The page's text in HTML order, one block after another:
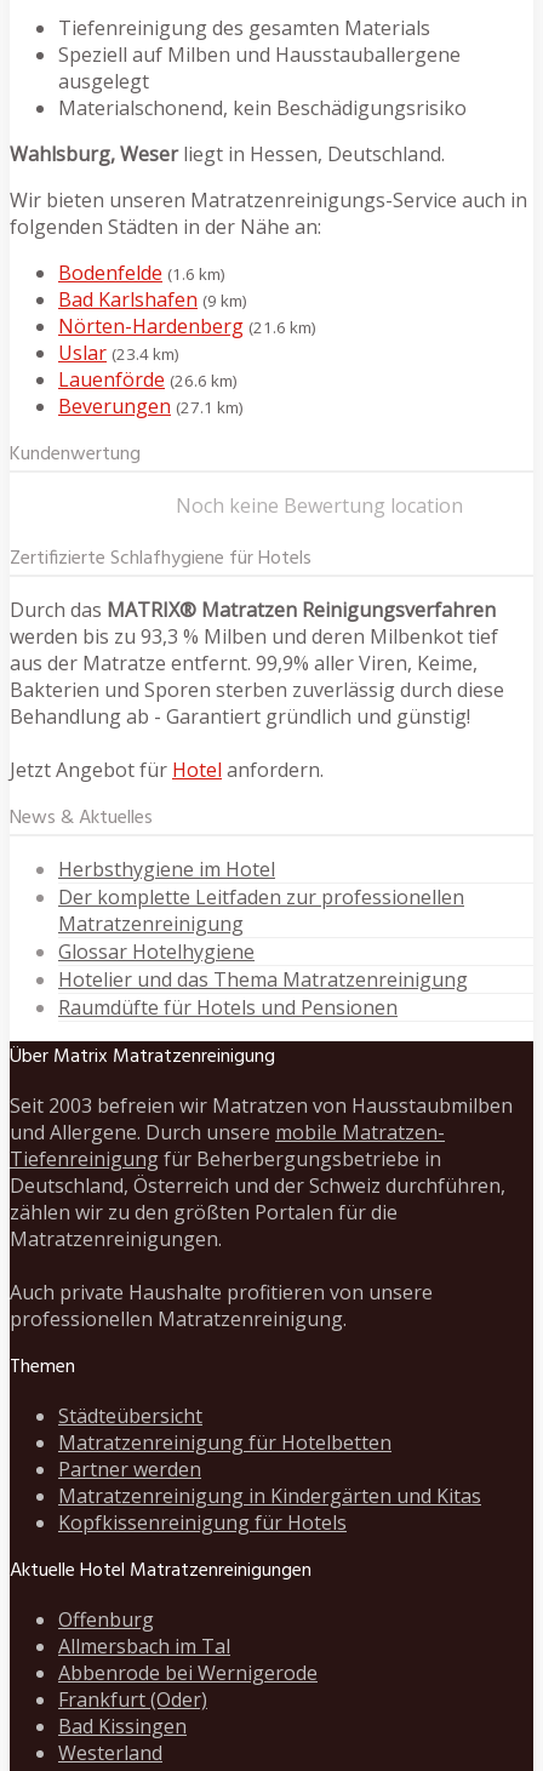
Tiefenreinigung des gesamten Materials
Speziell auf Milben und Hausstauballergene
ausgelegt
Materialschonend, kein Beschädigungsrisiko
Wahlsburg, Weserliegt in Hessen, Deutschland.
Wir bieten unseren Matratzenreinigungs-Service auch in
folgenden Städten in der Nähe an:
Bodenfelde (1.6 km)
Bad Karlshafen (9 km)
Nörten-Hardenberg (21.6 km)
Uslar (23.4 km)
Lauenförde (26.6 km)
Beverungen (27.1 km)
Kundenwertung
Noch keine Bewertung location
Zertifizierte Schlafhygiene für Hotels
Durch das MATRIX® Matratzen Reinigungsverfahren
werden bis zu 93,3 % Milben und deren Milbenkot tief
aus der Matratze entfernt. 99,9% aller Viren, Keime,
Bakterien und Sporen sterben zuverlässig durch diese
Behandlung ab - Garantiert gründlich und günstig!
Jetzt Angebot für Hotel anfordern.
News & Aktuelles
Herbsthygiene im Hotel
Der komplette Leitfaden zur professionellen
Matratzenreinigung
Glossar Hotelhygiene
Hotelier und das Thema Matratzenreinigung
Raumdüfte für Hotels und Pensionen
Über Matrix Matratzenreinigung
Seit 2003 befreien wir Matratzen von Hausstaubmilben
und Allergene. Durch unsere mobile Matratzen-
Tiefenreinigungfür Beherbergungsbetriebe in
Deutschland, Österreich und der Schweiz durchführen,
zählen wir zu den größten Portalen für die
Matratzenreinigungen.
Auch private Haushalte profitieren von unsere
professionellen Matratzenreinigung.
Themen
Städteübersicht
Matratzenreinigung für Hotelbetten
Partner werden
Matratzenreinigung in Kindergärten und Kitas
Kopfkissenreinigung für Hotels
Aktuelle Hotel Matratzenreinigungen
Offenburg
Allmersbach im Tal
Abbenrode bei Wernigerode
Frankfurt (Oder)
Bad Kissingen
Westerland